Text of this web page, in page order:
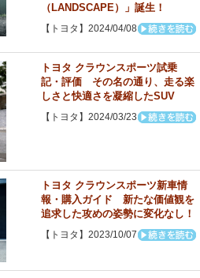
（LANDSCAPE）」誕生！
【トヨタ】2024/04/08
トヨタ クラウンスポーツ試乗
記・評価 その名の通り、走る楽
しさと快適さを凝縮したSUV
【トヨタ】2024/03/23
トヨタ クラウンスポーツ新車情
報・購入ガイド 新たな価値観を
追求した攻めの姿勢に変化なし！
【トヨタ】2023/10/07